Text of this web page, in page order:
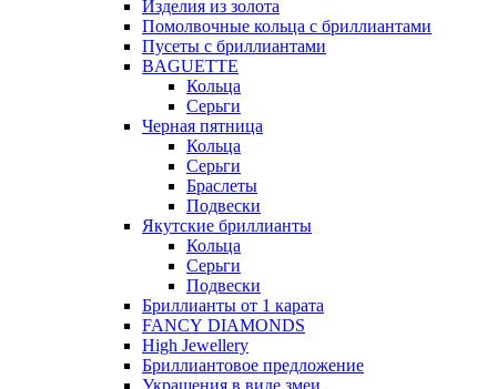
Изделия из золота
Помолвочные кольца с бриллиантами
Пусеты с бриллиантами
BAGUETTE
Кольца
Серьги
Черная пятница
Кольца
Серьги
Браслеты
Подвески
Якутские бриллианты
Кольца
Серьги
Подвески
Бриллианты от 1 карата
FANCY DIAMONDS
High Jewellery
Бриллиантовое предложение
Украшения в виде змеи